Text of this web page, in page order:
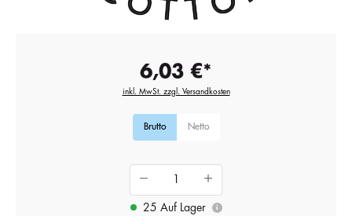
6,03 €*
inkl. MwSt. zzgl. Versandkosten
Brutto Netto
25 Auf Lager i